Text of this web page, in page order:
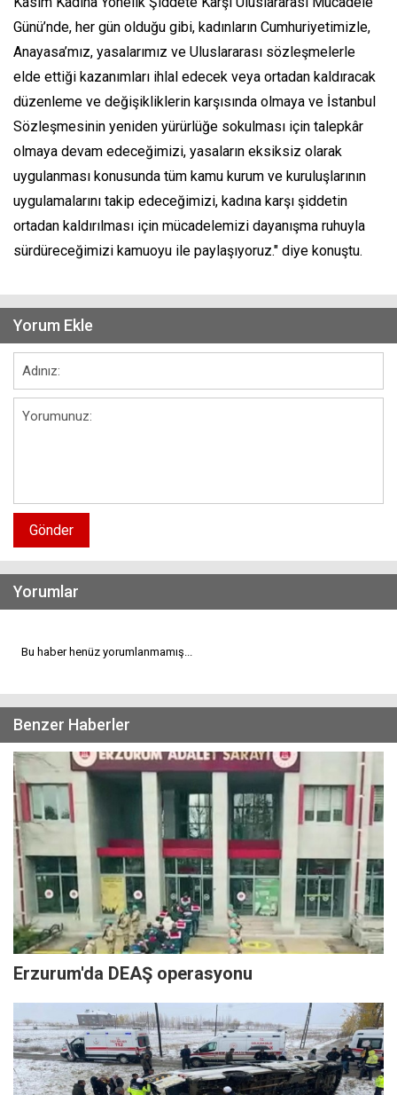
Günü’nde, her gün olduğu gibi, kadınların Cumhuriyetimizle,
Anayasa’mız, yasalarımız ve Uluslararası sözleşmelerle
elde ettiği kazanımları ihlal edecek veya ortadan kaldıracak
düzenleme ve değişikliklerin karşısında olmaya ve İstanbul
Sözleşmesinin yeniden yürürlüğe sokulması için talepkâr
olmaya devam edeceğimizi, yasaların eksiksiz olarak
uygulanması konusunda tüm kamu kurum ve kuruluşlarının
uygulamalarını takip edeceğimizi, kadına karşı şiddetin
ortadan kaldırılması için mücadelemizi dayanışma ruhuyla
sürdüreceğimizi kamuoyu ile paylaşıyoruz." diye konuştu.
Yorum Ekle
Gönder
Yorumlar
Bu haber henüz yorumlanmamış...
Benzer Haberler
Erzurum'da DEAŞ operasyonu